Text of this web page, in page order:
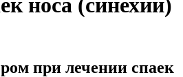
носа (синехий)
при лечении спаек